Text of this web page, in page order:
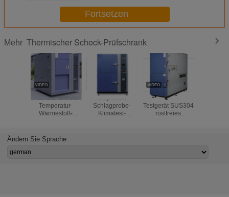
Fortsetzen
Mehr Thermischer Schock-Prüfschrank
Hochs und Tiefs-
Temperatur-
Wärmestoß-
Leistungstest
Temperatur-
Schlagprobe-
Klimatest-
Wärmestoß-
Testgerät SUS304
rostfreies
Ändern Sie Sprache